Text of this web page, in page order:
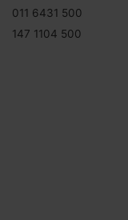
011 6431 500
147 1104 500